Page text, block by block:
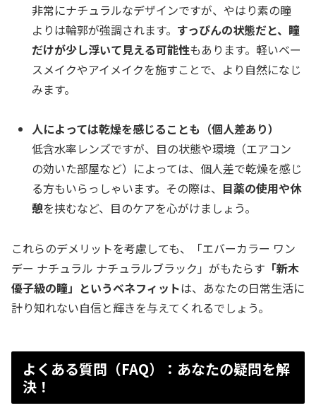
非常にナチュラルなデザインですが、やはり素の瞳
よりは輪郭が強調されます。 すっぴんの状態だと、瞳
だけが少し浮いて見える可能性もあります。軽いベー
スメイクやアイメイクを施すことで、より自然になじ
みます。
人によっては乾燥を感じることも（個人差あり）
低含水率レンズですが、目の状態や環境（エアコン
の効いた部屋など）によっては、個人差で乾燥を感じ
る方もいらっしゃいます。その際は、 目薬の使用や休
憩を挟むなど、目のケアを心がけましょう。
これらのデメリットを考慮しても、「エバーカラー ワン
デー ナチュラル ナチュラルブラック」がもたらす 「新木
優子級の瞳」というベネフィットは、あなたの日常生活に
計り知れない自信と輝きを与えてくれるでしょう。
よくある質問（FAQ）：あなたの疑問を解
決！